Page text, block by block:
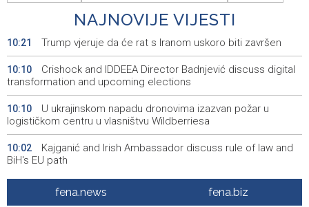
NAJNOVIJE VIJESTI
10:21 Trump vjeruje da će rat s Iranom uskoro biti završen
10:10
Crishock and IDDEEA Director Badnjević discuss digital
transformation and upcoming elections
10:10
U ukrajinskom napadu dronovima izazvan požar u
logističkom centru u vlasništvu Wildberriesa
10:02
Kajganić and Irish Ambassador discuss rule of law and
BiH's EU path
Wildfire near Konjic remains active as firefighters
defend homes
fena.news fena.biz